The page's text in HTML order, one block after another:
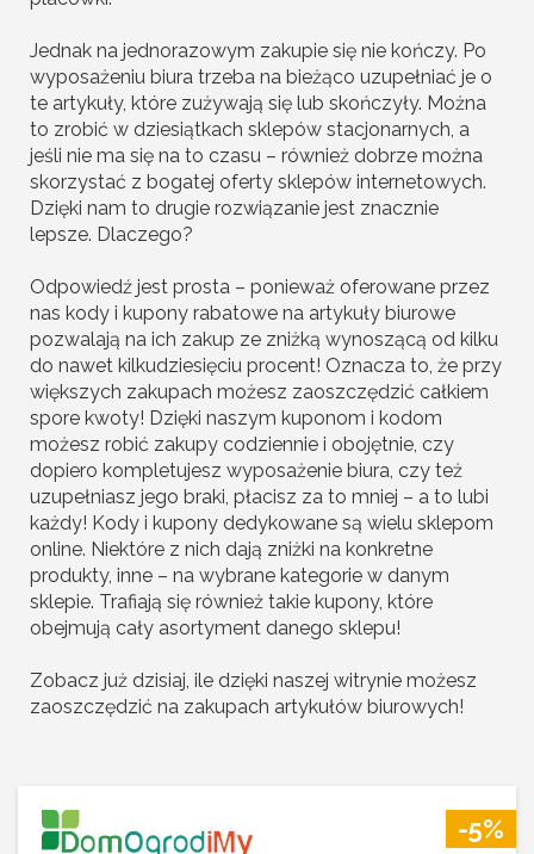
Jednak na jednorazowym zakupie się nie kończy. Po
wyposażeniu biura trzeba na bieżąco uzupełniać je o
te artykuły, które zużywają się lub skończyły. Można
to zrobić w dziesiątkach sklepów stacjonarnych, a
jeśli nie ma się na to czasu – również dobrze można
skorzystać z bogatej oferty sklepów internetowych.
Dzięki nam to drugie rozwiązanie jest znacznie
lepsze. Dlaczego?
Odpowiedź jest prosta – ponieważ oferowane przez
nas kody i kupony rabatowe na artykuły biurowe
pozwalają na ich zakup ze zniżką wynoszącą od kilku
do nawet kilkudziesięciu procent! Oznacza to, że przy
większych zakupach możesz zaoszczędzić całkiem
spore kwoty! Dzięki naszym kuponom i kodom
możesz robić zakupy codziennie i obojętnie, czy
dopiero kompletujesz wyposażenie biura, czy też
uzupełniasz jego braki, płacisz za to mniej – a to lubi
każdy! Kody i kupony dedykowane są wielu sklepom
online. Niektóre z nich dają zniżki na konkretne
produkty, inne – na wybrane kategorie w danym
sklepie. Trafiają się również takie kupony, które
obejmują cały asortyment danego sklepu!
Zobacz już dzisiaj, ile dzięki naszej witrynie możesz
zaoszczędzić na zakupach artykułów biurowych!
-5%